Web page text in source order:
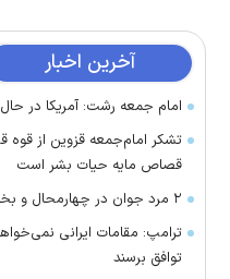
آخرین اخبار
امام جمعه رشت: آمریکا در حال
تشکر امام‌جمعه قزوین از قوه
قصاص مایه حیات بشر است
۲ مرد جوان در چهارمحال و بختیاری غرق شدند
ترامپ: مقامات ایرانی
توافق برسند